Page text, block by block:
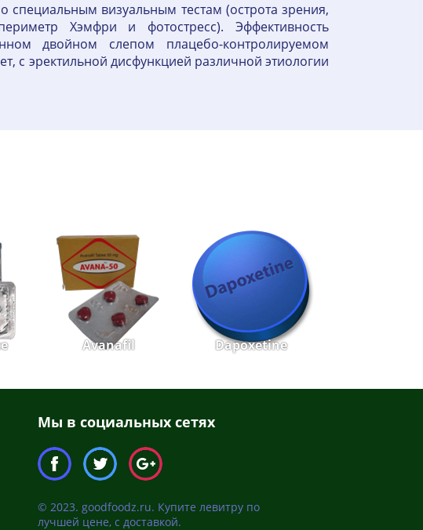
визуальным тестам (острота зрения,
Хэмфри и фотостресс). Эффективность
двойном слепом плацебо-контролируемом
с эректильной дисфункцией различной этиологии
Avanafil Dapoxetine
Мы в социальных сетях
© 2023. goodfoodz.ru. Купите левитру по
лучшей цене, с доставкой.